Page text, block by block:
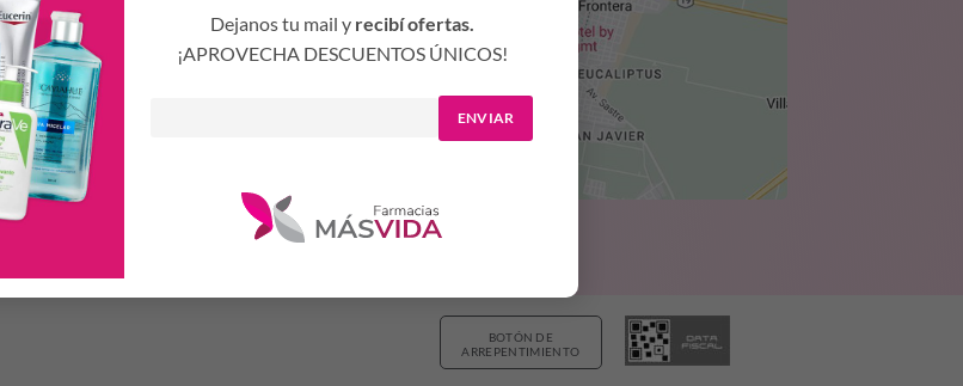
Dejanos tu mail y recibí ofertas.
¡APROVECHA DESCUENTOS ÚNICOS!
ENVIAR
BOTÓN DE
ARREPENTIMIENTO